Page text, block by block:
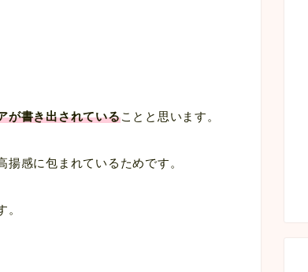
が書き出されていることと思います。
感に包まれているためです。